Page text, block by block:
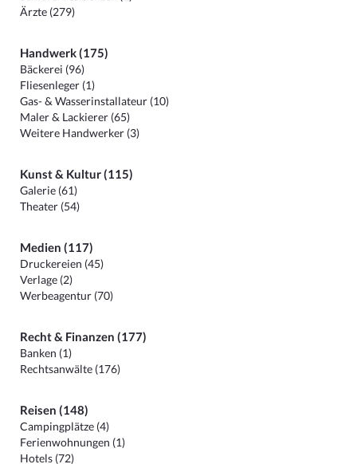
Ärzte (279)
Handwerk (175)
Bäckerei (96)
Fliesenleger (1)
Gas- & Wasserinstallateur (10)
Maler & Lackierer (65)
Weitere Handwerker (3)
Kunst & Kultur (115)
Galerie (61)
Theater (54)
Medien (117)
Druckereien (45)
Verlage (2)
Werbeagentur (70)
Recht & Finanzen (177)
Banken (1)
Rechtsanwälte (176)
Reisen (148)
Campingplätze (4)
Ferienwohnungen (1)
Hotels (72)